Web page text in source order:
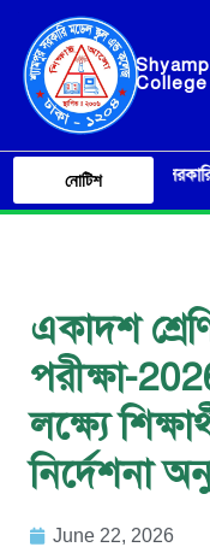
College
নোটিশ
শ্যামপুর সরকারি
একাদশ
পরীক্ষা-
লক্ষ্যে
নির্দেশনা
June 22, 2026